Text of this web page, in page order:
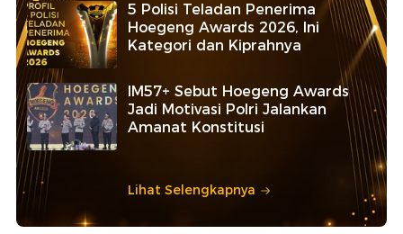
5 Polisi Teladan Penerima
Hoegeng Awards 2026, Ini
Kategori dan Kiprahnya
IM57+ Sebut Hoegeng Awards
Jadi Motivasi Polri Jalankan
Amanat Konstitusi
Lihat Selengkapnya